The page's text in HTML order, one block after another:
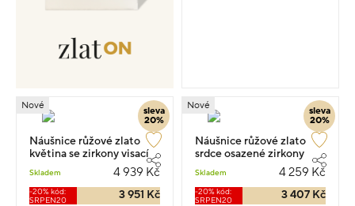
sleva
20%
Nové
Náušnice růžové zlato
květina se zirkony visací
Skladem 4 939 Kč
-20% kód:
SRPEN20
3 951 Kč
sleva
20%
Nové
Náušnice růžové zlato
srdce osazené zirkony
visací 1.2cm 0.85g
Skladem 4 259 Kč
-20% kód:
SRPEN20
3 407 Kč